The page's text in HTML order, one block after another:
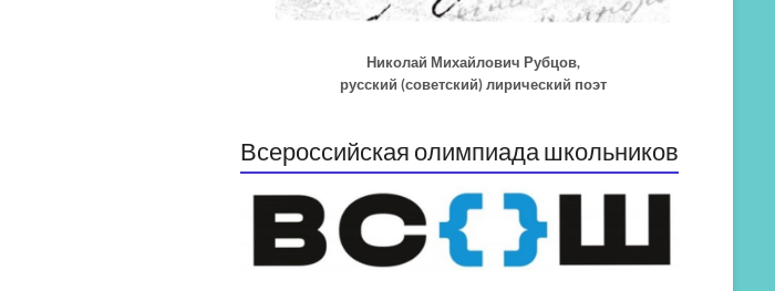
Николай Михайлович Рубцов,
русский (советский) лирический поэт
Всероссийская олимпиада школьников